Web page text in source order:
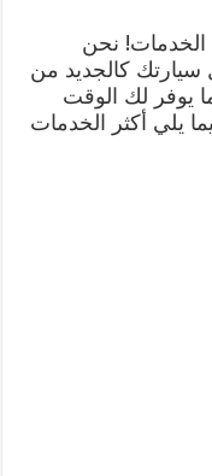
الخدمات! نحن
كالجديد من
يوفر لك الوقت
يلي أكثر الخدمات